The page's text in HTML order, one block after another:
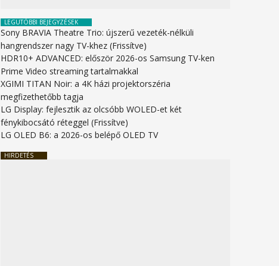
LEGUTÓBBI BEJEGYZÉSEK
Sony BRAVIA Theatre Trio: újszerű vezeték-nélküli
hangrendszer nagy TV-khez (Frissítve)
HDR10+ ADVANCED: először 2026-os Samsung TV-ken
Prime Video streaming tartalmakkal
XGIMI TITAN Noir: a 4K házi projektorszéria
megfizethetőbb tagja
LG Display: fejlesztik az olcsóbb WOLED-et két
fénykibocsátó réteggel (Frissítve)
LG OLED B6: a 2026-os belépő OLED TV
HIRDETÉS